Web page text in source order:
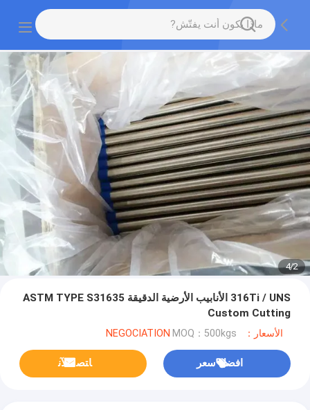
2
/
4
316Ti / UNS الأنابيب الأرضية الدقيقة ASTM TYPE S31635
Custom Cutting
الأسعار：NEGOCIATION MOQ：500kgs
افضل سعر ﺎﺘﺼﻟ ﺍﻶﻧ